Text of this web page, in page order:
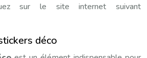
sur le site internet suivant
déco